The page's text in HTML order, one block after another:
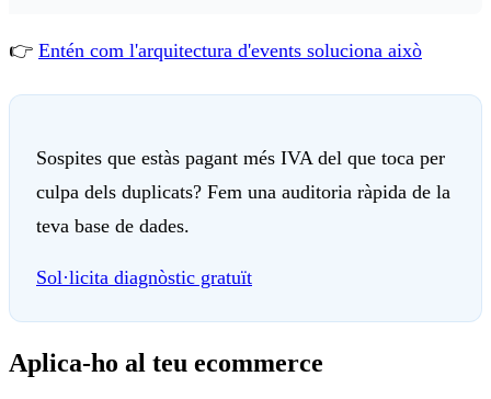
👉 Entén com l'arquitectura d'events soluciona això
Sospites que estàs pagant més IVA del que toca per
culpa dels duplicats? Fem una auditoria ràpida de la
teva base de dades.
Sol·licita diagnòstic gratuït
Aplica-ho al teu ecommerce